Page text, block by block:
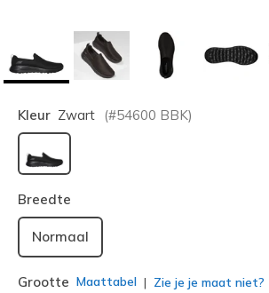
Kleur Zwart (#54600 BBK)
geselecteerd
Breedte
Normaal
Grootte Maattabel Zie je je maat niet?